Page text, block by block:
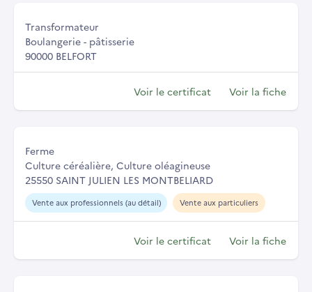
Transformateur
Boulangerie - pâtisserie
90000 BELFORT
Voir le certificat Voir la fiche
Ferme
Culture céréalière, Culture oléagineuse
25550 SAINT JULIEN LES MONTBELIARD
Vente aux professionnels (au détail) Vente aux particuliers
Voir le certificat Voir la fiche